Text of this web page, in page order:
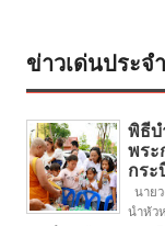
ข่าวเด่นประจ
พิธีบ
พระ
กระ
นาย
นำหัว